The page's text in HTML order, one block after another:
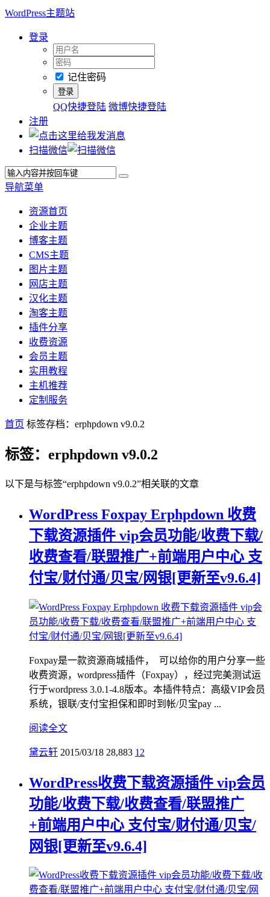
WordPress主题站
登录
记住密码
QQ快捷登陆 微博快捷登陆
注册
扫描微信
导航菜单
资源首页
企业主题
博客主题
CMS主题
图片主题
网店主题
汉化主题
淘客主题
插件分享
收费资源
会员主题
实用教程
主机推荐
定制服务
首页 标签存档：erphpdown v9.0.2
标签：erphpdown v9.0.2
以下是与标签“erphpdown v9.0.2”相关联的文章
WordPress Foxpay Erphpdown 收费
下载资源插件 vip会员功能/收费下载/
收费查看/联盟推广+前端用户中心 支
付宝/财付通/贝宝/网银[更新至v9.6.4]
Foxpay是一款资源商城插件， 可以给你的用户分享一些
收费资源，wordpress插件（Foxpay），经过完美测试运
行于wordpress 3.0.1-4.8版本。本插件特点：高级VIP会员
系统，银联/支付宝担保和即时到帐/贝宝pay ...
阅读全文
黛云轩 2015/03/18 28,883 12
WordPress收费下载资源插件 vip会员
功能/收费下载/收费查看/联盟推广
+前端用户中心 支付宝/财付通/贝宝/
网银[更新至v9.6.4]